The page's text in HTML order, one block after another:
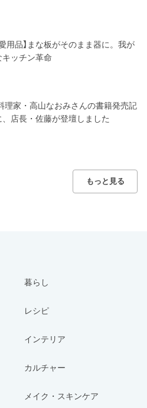
用品】まな板がそのまま器に。我が
ッチン革命
料理家・高山なおみさんの書籍発売記
店長・佐藤が登壇しました
もっと見る
暮らし
レシピ
インテリア
カルチャー
メイク・スキンケア